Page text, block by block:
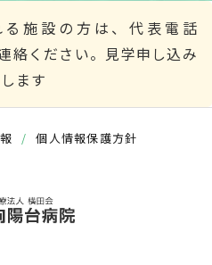
施設の方は、代表電話
絡ください。見学申し込み
ます
/ 個人情報保護方針